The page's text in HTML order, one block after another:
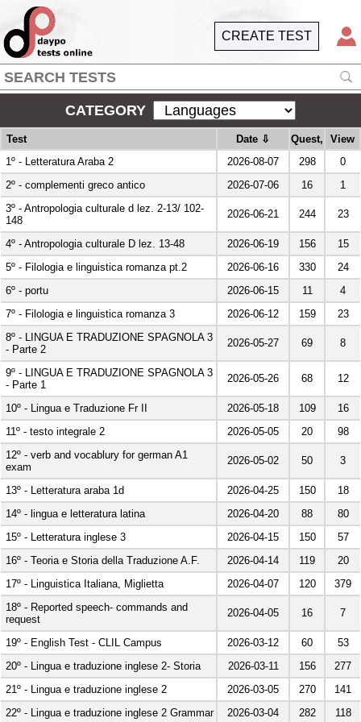
CREATE TEST
CATEGORY
Test Date ⇩ Quest,
View
1º - Letteratura Araba 2
2026-08-07 298
0
2º - complementi greco antico
2026-07-06 16
1
3º - Antropologia culturale d lez. 2-13/ 102-
148
2026-06-21 244 23
4º - Antropologia culturale D lez. 13-48 2026-06-19 156
15
5º - Filologia e linguistica romanza pt.2
2026-06-16 330
24
6º - portu
2026-06-15 11
4
7º - Filologia e linguistica romanza 3
2026-06-12 159
23
8º - LINGUA E TRADUZIONE SPAGNOLA 3
- Parte 2
2026-05-27 69 8
9º - LINGUA E TRADUZIONE SPAGNOLA 3
- Parte 1
2026-05-26 68 12
10º - Lingua e Traduzione Fr II 2026-05-18 109
16
11º - testo integrale 2
2026-05-05 20
98
12º - verb and vocablury for german A1
exam
2026-05-02 50 3
13º - Letteratura araba 1d 2026-04-25 150
18
14º - lingua e letteratura latina
2026-04-20 88
80
15º - Letteratura inglese 3
2026-04-15 150
57
16º - Teoria e Storia della Traduzione A.F.
2026-04-14 119
20
17º - Linguistica Italiana, Miglietta
2026-04-07 120
379
18º - Reported speech- commands and
request
2026-04-05 16 7
19º - English Test - CLIL Campus 2026-03-12 60
53
20º - Lingua e traduzione inglese 2- Storia
2026-03-11 156
277
21º - Lingua e traduzione inglese 2
2026-03-05 270
141
22º - Lingua e traduzione inglese 2 Grammar
2026-03-04 282 118